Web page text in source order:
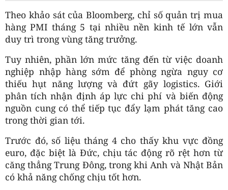
Theo khảo sát của Bloomberg, chỉ số quản trị mua
hàng PMI tháng 5 tại nhiều nền kinh tế lớn vẫn
duy trì trong vùng tăng trưởng.
Tuy nhiên, phần lớn mức tăng đến từ việc doanh
nghiệp nhập hàng sớm để phòng ngừa nguy cơ
thiếu hụt năng lượng và đứt gãy logistics. Giới
phân tích nhận định áp lực chi phí và biến động
nguồn cung có thể tiếp tục đẩy lạm phát tăng cao
trong thời gian tới.
Trước đó, số liệu tháng 4 cho thấy khu vực đồng
euro, đặc biệt là Đức, chịu tác động rõ rệt hơn từ
căng thẳng Trung Đông, trong khi Anh và Nhật Bản
có khả năng chống chịu tốt hơn.